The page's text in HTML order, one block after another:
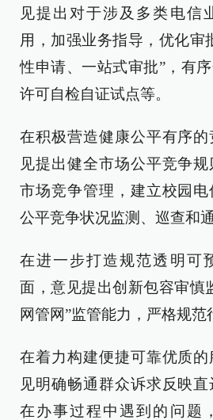
见提出对于涉及多类电信
用，加强业务指导，优化审
性申请、一站式审批”，有
许可自检自证试点等。
在积极营造健康公平有序
见提出健全市场公平竞争
市场竞争管理，建立校园
公平竞争状况监测、巡查和
在进一步打造规范透明可
面，意见提出创新包容审慎
网管网”监管能力，严格规范
在着力构建便捷可靠优质
见明确畅通群众诉求反映
在办事过程中遇到的问题